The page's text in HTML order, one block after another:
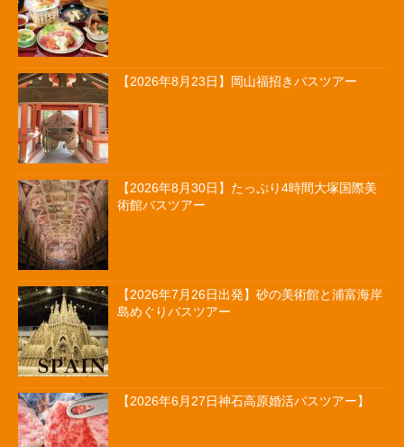
【2026年8月23日】岡山福招きバスツアー
【2026年8月30日】たっぷり4時間大塚国際美
術館バスツアー
【2026年7月26日出発】砂の美術館と浦富海岸
島めぐりバスツアー
【2026年6月27日神石高原婚活バスツアー】